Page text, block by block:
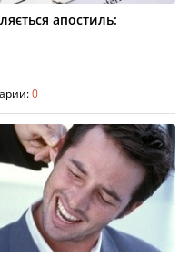
апостиль:
0